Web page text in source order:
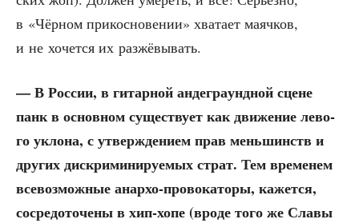
в «Чёр­ном при­кос­но­ве­нии» хва­та­ет маяч­ков,
и не хочет­ся их разжёвывать.
— В Рос­сии, в гитар­ной анде­гра­унд­ной сцене
панк в основ­ном суще­ству­ет как дви­же­ние лево­
го укло­на, с утвер­жде­ни­ем прав мень­шинств и
дру­гих дис­кри­ми­ни­ру­е­мых страт. Тем вре­ме­нем
все­воз­мож­ные анар­хо-про­во­ка­то­ры, кажет­ся,
сосре­до­то­че­ны в хип-хопе (вро­де того же Сла­вы